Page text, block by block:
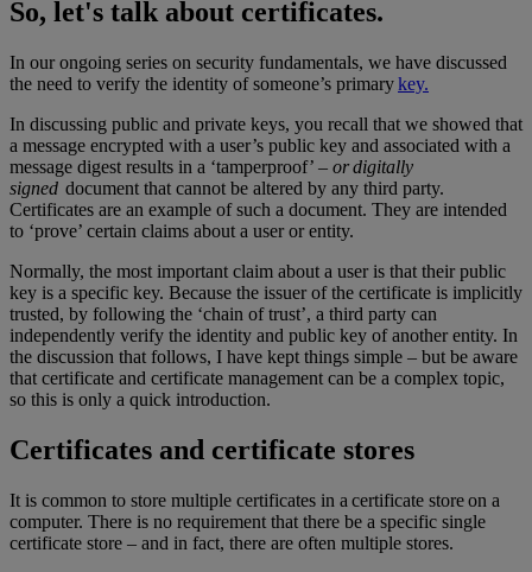
So, let's talk about certificates.
In our ongoing series on security fundamentals, we have discussed
the need to verify the identity of someone’s primarykey.
In discussing public and private keys, you recall that we showed that
a message encrypted with a user’s public key and associated with a
message digest results in a ‘tamperproof’ – or digitally
signed document that cannot be altered by any third party.
Certificates are an example of such a document. They are intended
to ‘prove’ certain claims about a user or entity.
Normally, the most important claim about a user is that their public
key is a specific key. Because the issuer of the certificate is implicitly
trusted, by following the ‘chain of trust’, a third party can
independently verify the identity and public key of another entity. In
the discussion that follows, I have kept things simple – but be aware
that certificate and certificate management can be a complex topic,
so this is only a quick introduction.
Certificates and certificate stores
It is common to store multiple certificates in a certificate store on a
computer. There is no requirement that there be a specific single
certificate store – and in fact, there are often multiple stores.